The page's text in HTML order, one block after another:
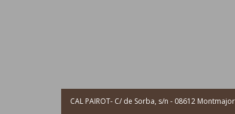
CAL PAIROT- C/ de Sorba, s/n - 08612